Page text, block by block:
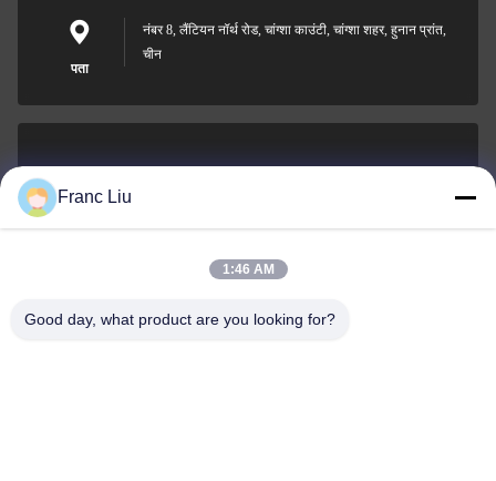
पता
नंबर 8, लैंटियन नॉर्थ रोड, चांग्शा काउंटी, चांग्शा शहर, हुनान प्रांत,
चीन
0086-15367845621
Franc Liu
1:46 AM
Good day, what product are you looking for?